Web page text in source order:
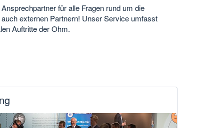
für alle Fragen rund um die
externen Partnern! Unser Service umfasst
Auftritte der Ohm.